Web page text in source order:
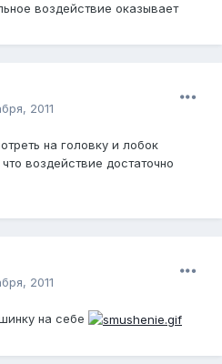
воздействие оказывает
2011
на головку и лобок
воздействие достаточно
2011
на себе